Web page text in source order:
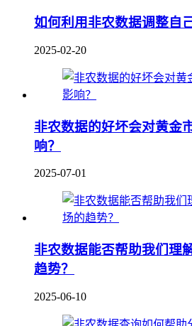
如何利用非农数据调整自
2025-02-20
非农数据的好坏会对黄金
响？
2025-07-01
非农数据能否帮助我们理
趋势？
2025-06-10